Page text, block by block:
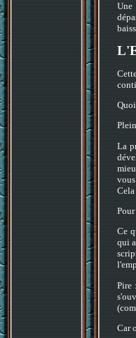
Une
La
Ce
qui
Pire
Car